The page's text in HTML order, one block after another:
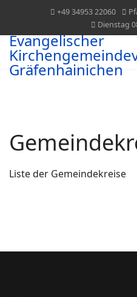
+49 34953 22060
Dienstag
Evangelischer
Gräfenhainichen
Liste der Gemeindekreise